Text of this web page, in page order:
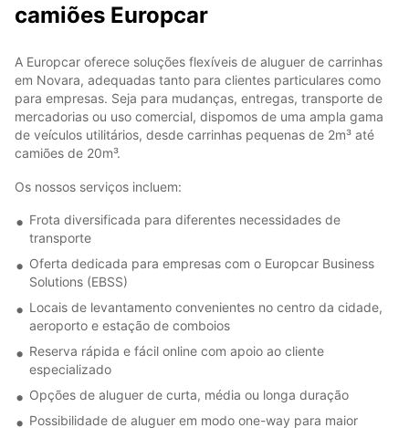
camiões Europcar
A Europcar oferece soluções flexíveis de aluguer de carrinhas
em Novara, adequadas tanto para clientes particulares como
para empresas. Seja para mudanças, entregas, transporte de
mercadorias ou uso comercial, dispomos de uma ampla gama
de veículos utilitários, desde carrinhas pequenas de 2m³ até
camiões de 20m³.
Os nossos serviços incluem:
Frota diversificada para diferentes necessidades de
transporte
Oferta dedicada para empresas com o Europcar Business
Solutions (EBSS)
Locais de levantamento convenientes no centro da cidade,
aeroporto e estação de comboios
Reserva rápida e fácil online com apoio ao cliente
especializado
Opções de aluguer de curta, média ou longa duração
Possibilidade de aluguer em modo one-way para maior